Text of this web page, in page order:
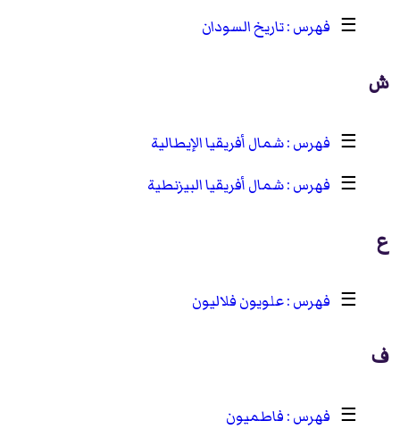
☰ تاريخ السودان
ش
☰
شمال أفريقيا الإيطالية
☰
شمال أفريقيا البيزنطية
ع
☰ علويون فلاليون
ف
☰
فاطميون